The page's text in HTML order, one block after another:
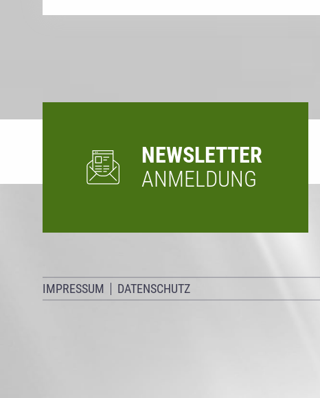
NEWSLETTER
ANMELDUNG
IMPRESSUM DATENSCHUTZ